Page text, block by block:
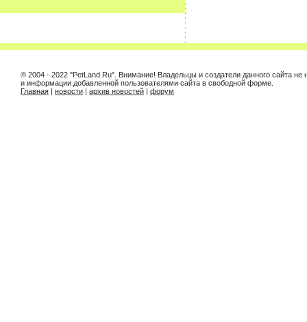
© 2004 - 2022 "PetLand.Ru". Внимание! Владельцы и создатели данного сайта
и информации добавленной пользователями сайта в свободной форме.
Главная | новости | архив новостей | форум